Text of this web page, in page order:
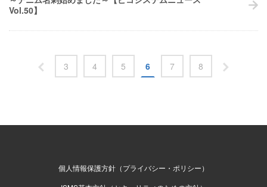
Vol.50】
3 4 5 6 7 8
個人情報保護方針（プライバシー・ポリシー）